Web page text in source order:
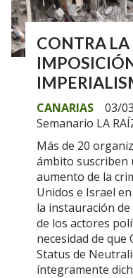
CONTRA LA
Semanario LA
CANARIAS 03/
Más de 20
ámbito suscriben
aumento de la
Unidos e Israel
la instauración
de los actores
necesidad de que
Status de
íntegramente